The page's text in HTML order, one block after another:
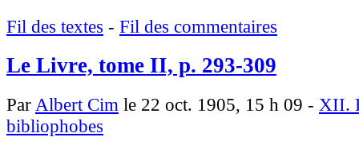
Fil des textes - Fil des commentaires
Le Livre, tome II, p. 293-309
Par Albert Cim le 22 oct. 1905, 15 h 09 - XII.
bibliophobes